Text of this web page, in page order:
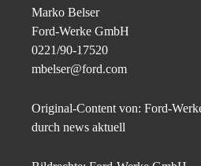
Marko Belser
Ford-Werke GmbH
0221/90-17520
mbelser@ford.com
Original-Content von: Ford-
durch news aktuell